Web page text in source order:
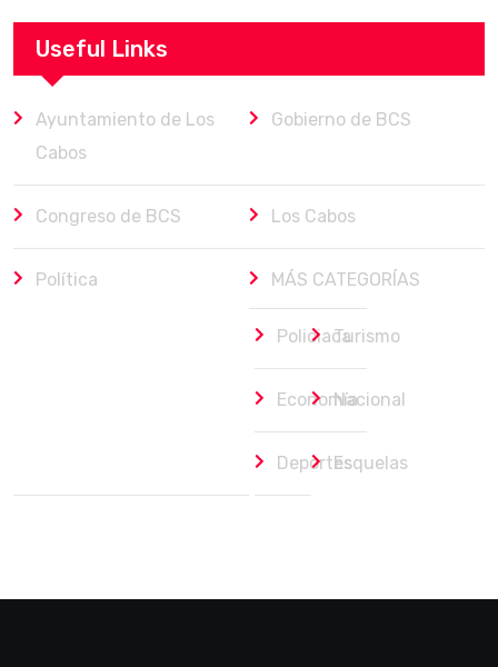
Useful Links
Ayuntamiento de Los
Cabos
Gobierno de BCS
Congreso de BCS Los Cabos
Política MÁS CATEGORÍAS
PoliciacaTurismo
EconomíaNacional
DeportesEsquelas